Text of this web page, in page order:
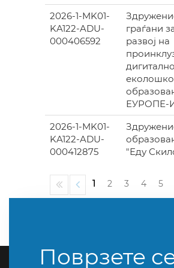
2026-1-MK01-
KA122-ADU-
000406592
граѓани
развој на
еколошко
ЕУРОПЕ-
2026-1-MK01-
KA122-ADU-
000412875
"Еду
1 2 3 4 5
Поврзете